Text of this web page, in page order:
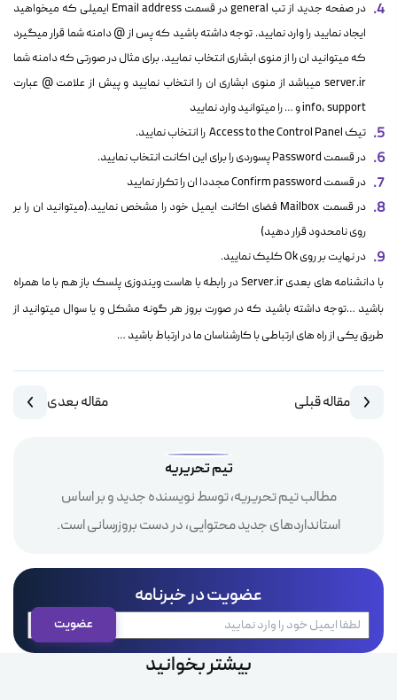
در صفحه جدید از تب general در قسمت Email address ایمیلی که میخواهید
ایجاد نمایید را وارد نمایید. توجه داشته باشید که پس از @ دامنه شما قرار میگیرد
که میتوانید ان را از منوی ابشاری انتخاب نمایید. برای مثال در صورتی که دامنه شما
server.ir میباشد از منوی ابشاری ان را انتخاب نمایید و پیش از علامت @ عبارت
info, support و … را میتوانید وارد نمایید
تیک Access to the Control Panel را انتخاب نمایید.
در قسمت Password پسوردی را برای این اکانت انتخاب نمایید.
در قسمت Confirm password مجددا ان را تکرار نمایید
در قسمت Mailbox فضای اکانت ایمیل خود را مشخص نمایید.(میتوانید ان را بر
روی نامحدود قرار دهید)
در نهایت بر روی Ok کلیک نمایید.
با دانشنامه های بعدی Server.ir در رابطه با هاست ویندوزی پلسک باز هم با ما همراه
باشید …توجه داشته باشید که در صورت بروز هر گونه مشکل و یا سوال میتوانید از
طریق یکی از راه های ارتباطی با کارشناسان ما در ارتباط باشید …
مقاله قبلی مقاله بعدی
تیم تحریریه
مطالب تیم تحریریه، توسط نویسنده جدید و بر اساس
استانداردهای جدید محتوایی، در دست بروزرسانی است.
عضویت در خبرنامه
بیشتر بخوانید